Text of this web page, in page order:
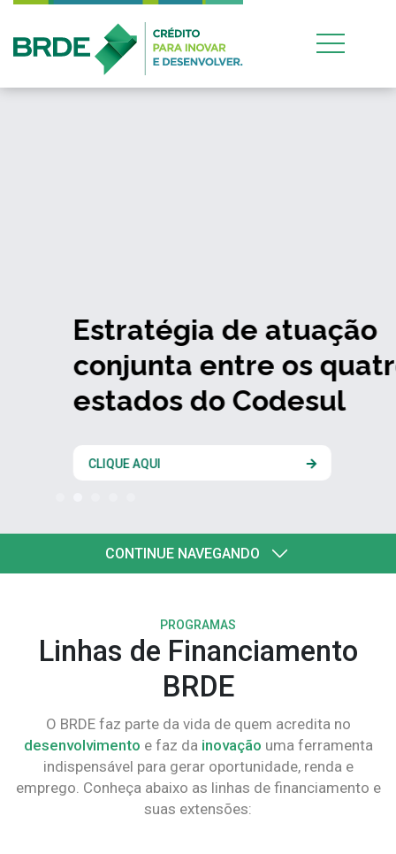
Estratégia de atuação
conjunta entre os quatro
estados do Codesul
CLIQUE AQUI
CONTINUE NAVEGANDO
PROGRAMAS
Linhas de Financiamento
BRDE
O BRDE faz parte da vida de quem acredita no
desenvolvimento e faz da inovação uma ferramenta
indispensável para gerar oportunidade, renda e
emprego. Conheça abaixo as linhas de financiamento e
suas extensões: